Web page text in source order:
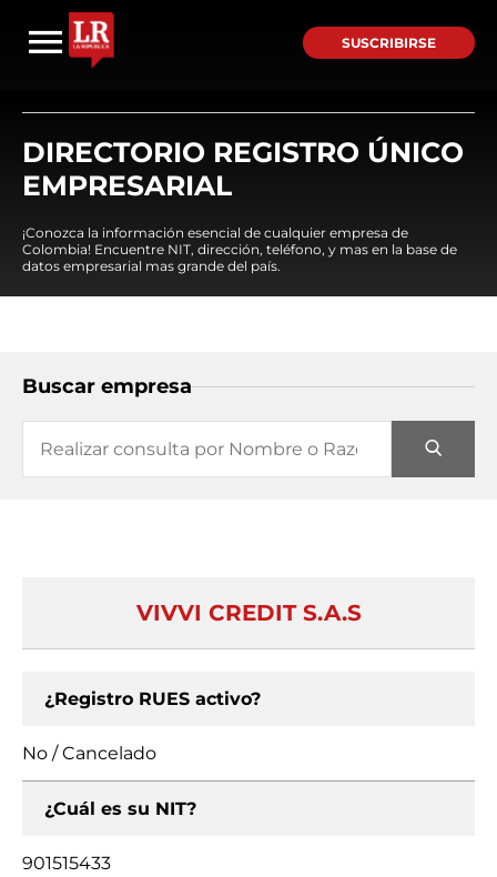
SUSCRIBIRSE
DIRECTORIO REGISTRO ÚNICO
EMPRESARIAL
¡Conozca la información esencial de cualquier empresa de
Colombia! Encuentre NIT, dirección, teléfono, y mas en la base de
datos empresarial mas grande del país.
Buscar empresa
VIVVI CREDIT S.A.S
¿Registro RUES activo?
No / Cancelado
¿Cuál es su NIT?
901515433